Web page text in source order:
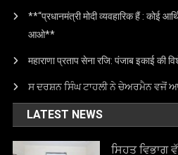
**“प्रधानमंत्री मोदी व्यवहारिक हैं : कोई
आओ**
महाराणा प्रताप सेना रजि: पंजाब इकाई की
ਸ ਦਰਸ਼ਨ ਸਿੰਘ ਟਾਹਲੀ ਨੇ ਚੇਅਰਮੈਨ ਵਜੋਂ
LATEST NEWS
ਸਿਹਤ